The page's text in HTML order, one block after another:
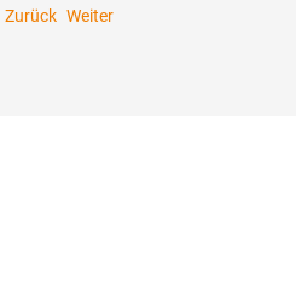
Zurück Weiter